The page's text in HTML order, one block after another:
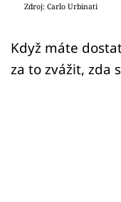
Zdroj: Carlo Urbinati
Když máte
za to zvážit, zda